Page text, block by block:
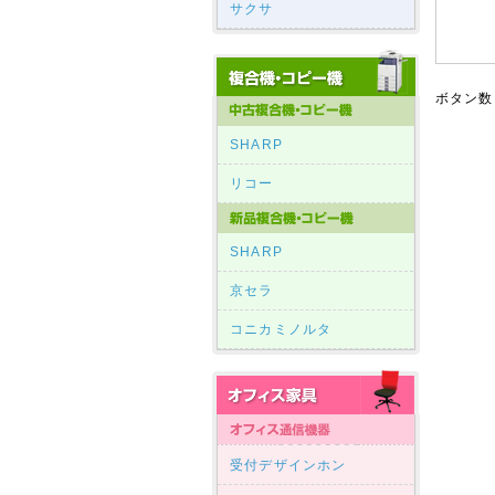
サクサ
SHARP
リコー
SHARP
京セラ
コニカミノルタ
受付デザインホン
ボタン